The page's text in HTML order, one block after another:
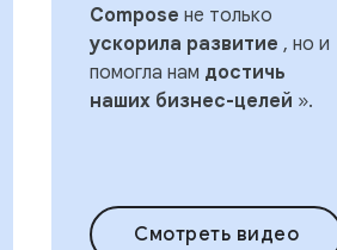
Compose не только
ускорила развитие , но и
помогла нам достичь
наших бизнес-целей ».
Смотреть видео